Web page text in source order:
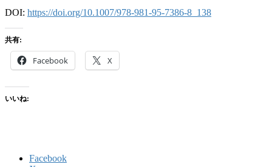
DOI: https://doi.org/10.1007/978-981-95-7386-8_138
共有:
Facebook X
いいね:
Facebook